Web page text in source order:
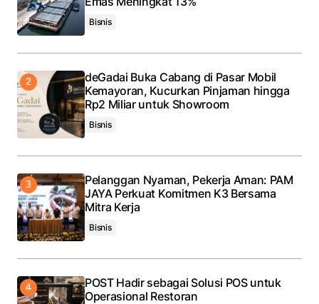
Bisnis
deGadai Buka Cabang di Pasar Mobil
Kemayoran, Kucurkan Pinjaman hingga
Rp2 Miliar untuk Showroom
Bisnis
Pelanggan Nyaman, Pekerja Aman: PAM
JAYA Perkuat Komitmen K3 Bersama
Mitra Kerja
Bisnis
POST Hadir sebagai Solusi POS untuk
Operasional Restoran